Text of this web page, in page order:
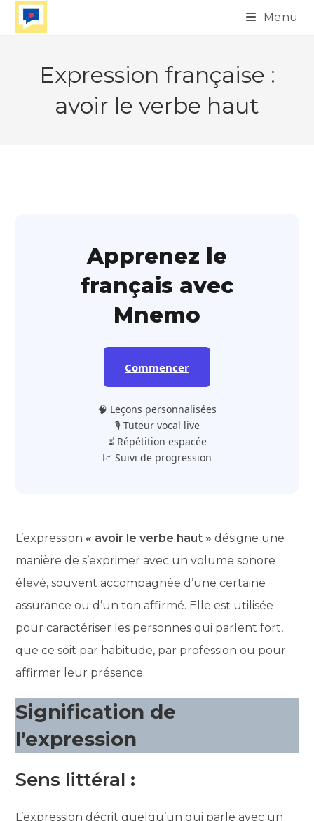
Skip
Menu
Expression française :
avoir le verbe haut
Apprenez le
français avec
Mnemo
Commencer
🧠 Leçons personnalisées
🎙️ Tuteur vocal live
⏳ Répétition espacée
📈 Suivi de progression
L’expression « avoir le verbe haut » désigne une
manière de s’exprimer avec un volume sonore
élevé, souvent accompagnée d’une certaine
assurance ou d’un ton affirmé. Elle est utilisée
pour caractériser les personnes qui parlent fort,
que ce soit par habitude, par profession ou pour
affirmer leur présence.
Signification de
l’expression
Sens littéral :
L’expression décrit quelqu’un qui parle avec un